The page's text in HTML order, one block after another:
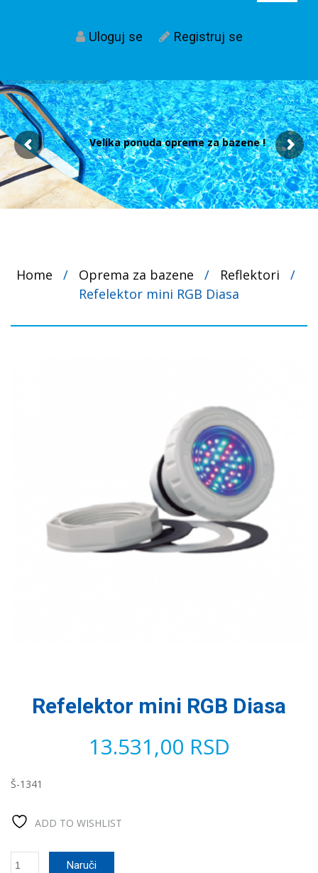
Uloguj se Registruj se
Velika ponuda opreme za bazene !
Home / Oprema za bazene / Reflektori
/
Refelektor mini RGB Diasa
Refelektor mini RGB Diasa
13.531,00 RSD
Š-1341
ADD TO WISHLIST
Refelektor
Naruči